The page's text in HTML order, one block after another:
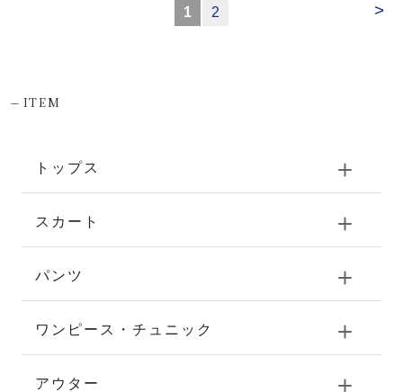
>
1 2
-ITEM
トップス
スカート
パンツ
ワンピース・チュニック
アウター